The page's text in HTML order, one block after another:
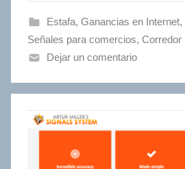
Estafa, Ganancias en Internet,
Señales para comercios, Сorredor
Dejar un comentario